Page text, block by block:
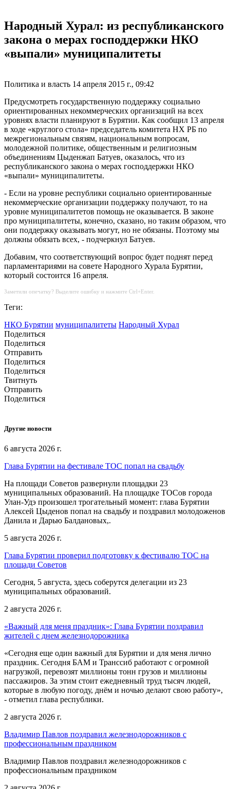
Народный Хурал: из республиканского
закона о мерах господдержки НКО
«выпали» муниципалитеты
Политика и власть 14 апреля 2015 г., 09:42
Предусмотреть государственную поддержку социально
ориентированных некоммерческих организаций на всех
уровнях власти планируют в Бурятии. Как сообщил 13 апреля
в ходе «круглого стола» председатель комитета НХ РБ по
межрегиональным связям, национальным вопросам,
молодежной политике, общественным и религиозным
объединениям Цыденжап Батуев, оказалось, что из
республиканского закона о мерах господдержки НКО
«выпали» муниципалитеты.
- Если на уровне республики социально ориентированные
некоммерческие организации поддержку получают, то на
уровне муниципалитетов помощь не оказывается. В законе
про муниципалитеты, конечно, сказано, но таким образом, что
они поддержку оказывать могут, но не обязаны. Поэтому мы
должны обязать всех, - подчеркнул Батуев.
Добавим, что соответствующий вопрос будет поднят перед
парламентариями на совете Народного Хурала Бурятии,
который состоится 16 апреля.
Заметили опечатку? Выделите ошибку и нажмите Ctrl+Enter.
Теги:
НКО Бурятии муниципалитеты Народный Хурал
Поделиться
Поделиться
Отправить
Поделиться
Поделиться
Твитнуть
Отправить
Поделиться
Другие новости
6 августа 2026 г.
Глава Бурятии на фестивале ТОС попал на свадьбу
На площади Советов развернули площадки 23
муниципальных образований. На площадке ТОСов города
Улан-Удэ произошел трогательный момент: глава Бурятии
Алексей Цыденов попал на свадьбу и поздравил молодоженов
Данила и Дарью Балдановых,.
5 августа 2026 г.
Глава Бурятии проверил подготовку к фестивалю ТОС на
площади Советов
Сегодня, 5 августа, здесь соберутся делегации из 23
муниципальных образований.
2 августа 2026 г.
«Важный для меня праздник»: Глава Бурятии поздравил
жителей с днем железнодорожника
«Сегодня еще один важный для Бурятии и для меня лично
праздник. Сегодня БАМ и Транссиб работают с огромной
нагрузкой, перевозят миллионы тонн грузов и миллионы
пассажиров. За этим стоит ежедневный труд тысяч людей,
которые в любую погоду, днём и ночью делают свою работу»,
- отметил глава республики.
2 августа 2026 г.
Владимир Павлов поздравил железнодорожников с
профессиональным праздником
Владимир Павлов поздравил железнодорожников с
профессиональным праздником